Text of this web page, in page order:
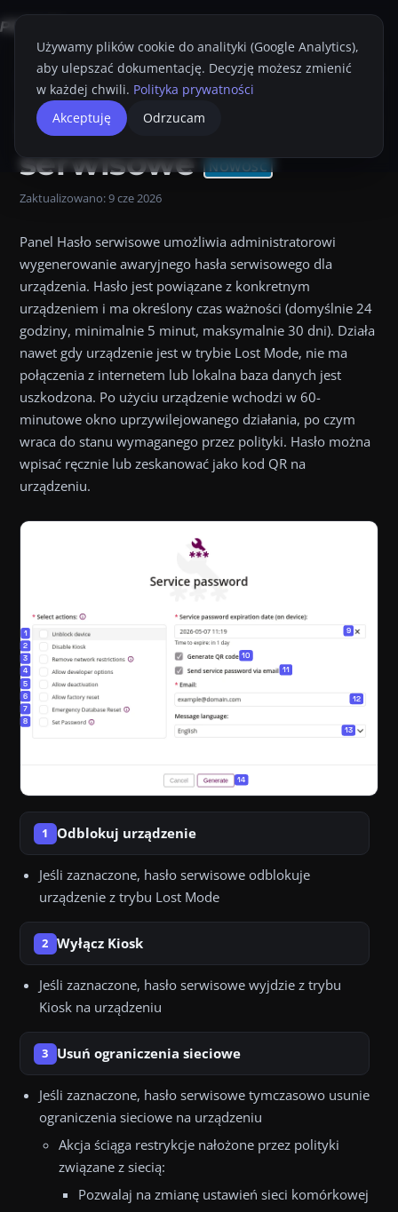
Strona główna Przewodnik Administratora
Hasło
serwisowe
NOWOŚĆ
Zaktualizowano:9 cze 2026
Panel Hasło serwisowe umożliwia administratorowi
wygenerowanie awaryjnego hasła serwisowego dla
urządzenia. Hasło jest powiązane z konkretnym
urządzeniem i ma określony czas ważności (domyślnie 24
godziny, minimalnie 5 minut, maksymalnie 30 dni). Działa
nawet gdy urządzenie jest w trybie Lost Mode, nie ma
połączenia z internetem lub lokalna baza danych jest
uszkodzona. Po użyciu urządzenie wchodzi w 60-
minutowe okno uprzywilejowanego działania, po czym
wraca do stanu wymaganego przez polityki. Hasło można
wpisać ręcznie lub zeskanować jako kod QR na
urządzeniu.
1 Odblokuj urządzenie
Jeśli zaznaczone, hasło serwisowe odblokuje
urządzenie z trybu Lost Mode
2 Wyłącz Kiosk
Jeśli zaznaczone, hasło serwisowe wyjdzie z trybu
Kiosk na urządzeniu
3 Usuń ograniczenia sieciowe
Jeśli zaznaczone, hasło serwisowe tymczasowo usunie
ograniczenia sieciowe na urządzeniu
Akcja ściąga restrykcje nałożone przez polityki
związane z siecią:
Pozwalaj na zmianę ustawień sieci komórkowej
Używamy plików cookie do analityki (Google Analytics),
aby ulepszać dokumentację. Decyzję możesz zmienić
w każdej chwili. Polityka prywatności
Akceptuję
Odrzucam